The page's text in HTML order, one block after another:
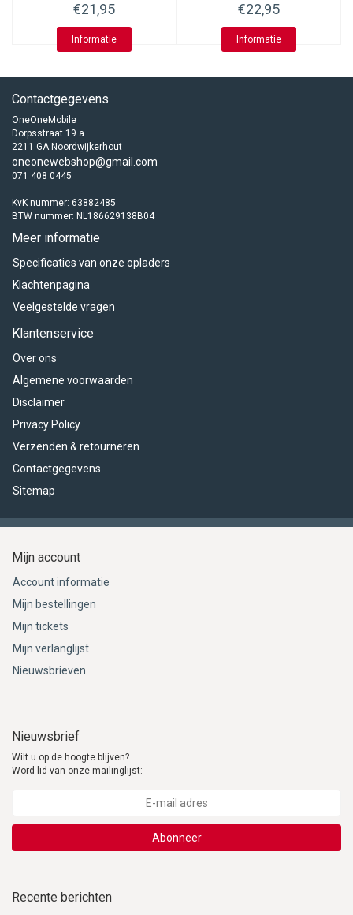
€21,95
Informatie
€22,95
Informatie
Contactgegevens
OneOneMobile
Dorpsstraat 19 a
2211 GA Noordwijkerhout
oneonewebshop@gmail.com
071 408 0445
KvK nummer: 63882485
BTW nummer: NL186629138B04
Meer informatie
Specificaties van onze opladers
Klachtenpagina
Veelgestelde vragen
Klantenservice
Over ons
Algemene voorwaarden
Disclaimer
Privacy Policy
Verzenden & retourneren
Contactgegevens
Sitemap
Mijn account
Account informatie
Mijn bestellingen
Mijn tickets
Mijn verlanglijst
Nieuwsbrieven
Nieuwsbrief
Wilt u op de hoogte blijven?
Word lid van onze mailinglijst:
Abonneer
Recente berichten